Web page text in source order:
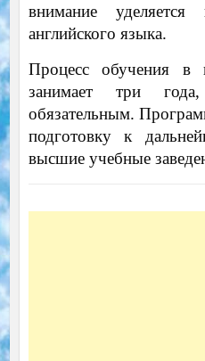
внимание уделяется
английского языка.
Процесс обучения в
занимает три
обязательным.
подготовку к
высшие учебные